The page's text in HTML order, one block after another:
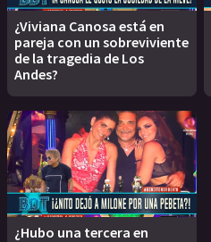
¿Viviana Canosa está en
pareja con un sobreviviente
de la tragedia de Los
Andes?
¿Hubo una tercera en